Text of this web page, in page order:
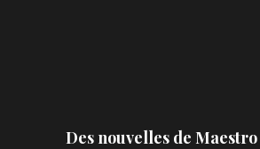
Des nouvelles de Maestro